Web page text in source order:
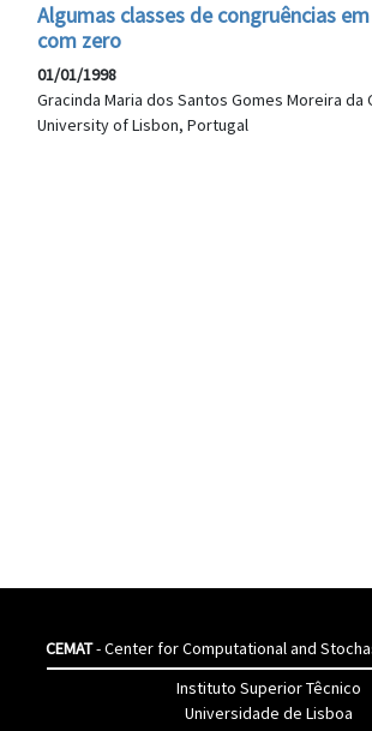
Algumas classes de congruências
com zero
01/01/1998
Gracinda Maria dos Santos Gomes Moreira da
University of Lisbon, Portugal
CEMAT- Center for Computational and
Instituto Superior Têcnico
Universidade de Lisboa